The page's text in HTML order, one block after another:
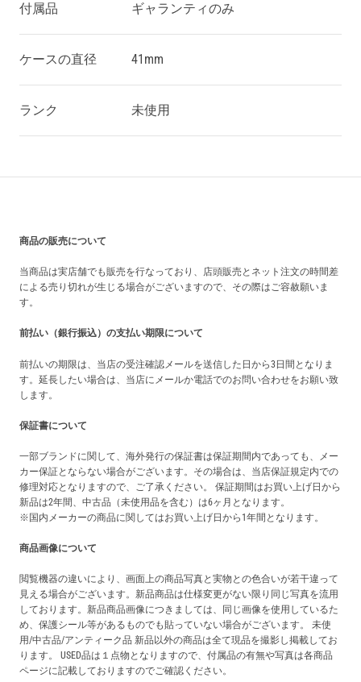
付属品 ギャランティのみ
ケースの直径 41mm
ランク 未使用
商品の販売について
当商品は実店舗でも販売を行なっており、店頭販売とネット注文の時間差
による売り切れが生じる場合がございますので、その際はご容赦願いま
す。
前払い（銀行振込）の支払い期限について
前払いの期限は、当店の受注確認メールを送信した日から3日間となりま
す。延長したい場合は、当店にメールか電話でのお問い合わせをお願い致
します。
保証書について
一部ブランドに関して、海外発行の保証書は保証期間内であっても、メー
カー保証とならない場合がございます。その場合は、当店保証規定内での
修理対応となりますので、ご了承ください。 保証期間はお買い上げ日から
新品は2年間、中古品（未使用品を含む）は6ヶ月となります。
※国内メーカーの商品に関してはお買い上げ日から1年間となります。
商品画像について
閲覧機器の違いにより、画面上の商品写真と実物との色合いが若干違って
見える場合がございます。新品商品は仕様変更がない限り同じ写真を流用
しております。新品商品画像につきましては、同じ画像を使用しているた
め、保護シール等があるものでも貼っていない場合がございます。 未使
用/中古品/アンティーク品 新品以外の商品は全て現品を撮影し掲載してお
ります。 USED品は１点物となりますので、付属品の有無や写真は各商品
ページに記載しておりますのでご確認ください。